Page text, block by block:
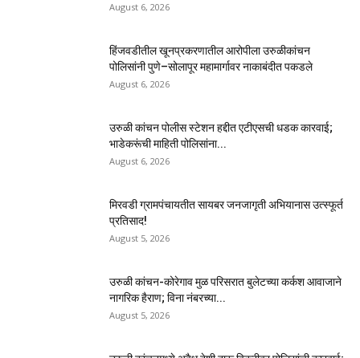
August 6, 2026
हिंजवडीतील खूनप्रकरणातील आरोपीला उरुळीकांचन
पोलिसांनी पुणे–सोलापूर महामार्गावर नाकाबंदीत पकडले
August 6, 2026
उरुळी कांचन पोलीस स्टेशन हद्दीत एटीएसची धडक कारवाई;
भाडेकरूंची माहिती पोलिसांना...
August 6, 2026
मिरवडी ग्रामपंचायतीत सायबर जनजागृती अभियानास उत्स्फूर्त
प्रतिसाद!
August 5, 2026
उरुळी कांचन-कोरेगाव मुळ परिसरात बुलेटच्या कर्कश आवाजाने
नागरिक हैराण; विना नंबरच्या...
August 5, 2026